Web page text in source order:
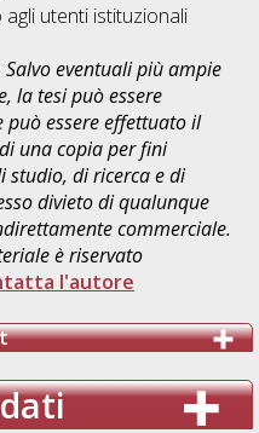
utenti istituzionali
Salvo eventuali più ampie
la tesi può essere
essere effettuato il
una copia per fini
studio, di ricerca e di
divieto di qualunque
commerciale.
è riservato
l'autore